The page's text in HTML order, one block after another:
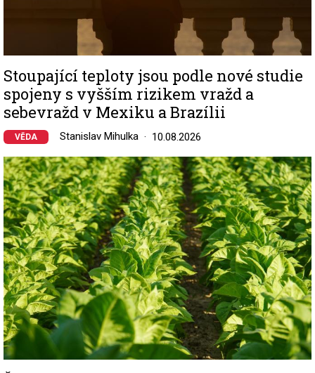
Stoupající teploty jsou podle nové studie
spojeny s vyšším rizikem vražd a
sebevražd v Mexiku a Brazílii
VĚDA Stanislav Mihulka 10.08.2026
Image